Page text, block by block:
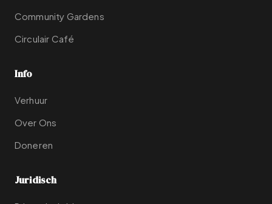
Community Gardens
Circulair Café
Info
Verhuur
Over Ons
Doneren
Juridisch